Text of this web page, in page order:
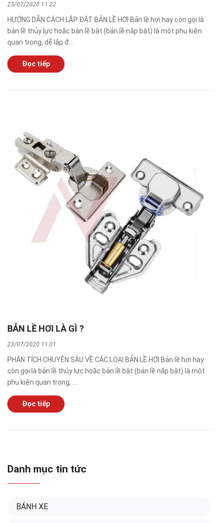
23/07/2020 11:22
HƯỚNG DẪN CÁCH LẮP ĐẶT BẢN LỀ HƠI Bản lề hơi hay còn gọi là
bản lề thủy lực hoặc bản lề bật (bản lề nắp bật) là một phụ kiện
quan trọng, dễ lắp đ...
Đọc tiếp
BẢN LỀ HƠI LÀ GÌ ?
23/07/2020 11:01
PHÂN TÍCH CHUYÊN SÂU VỀ CÁC LOẠI BẢN LỀ HƠI Bản lề hơi hay
còn gọi là bản lề thủy lực hoặc bản lề bật (bản lề nắp bật) là một
phụ kiện quan trọng, ...
Đọc tiếp
Danh mục tin tức
BÁNH XE